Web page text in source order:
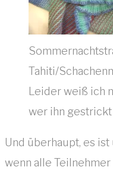
Tahiti/
Leider weiß ich
wer ihn gestrickt
Und überhaupt, es
wenn alle